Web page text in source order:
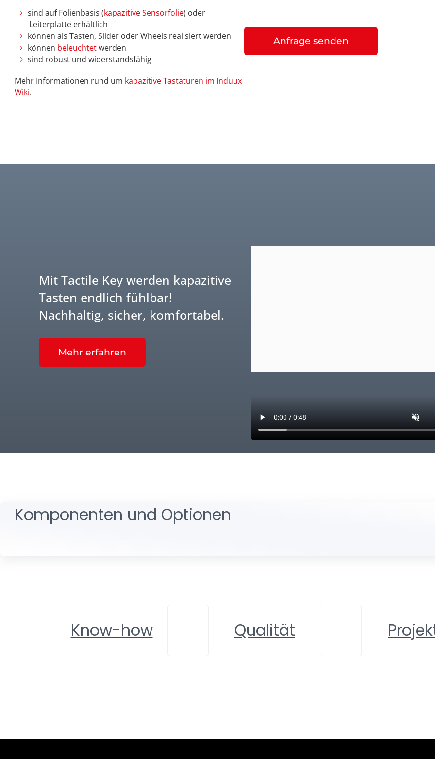
sind auf Folienbasis (kapazitive Sensorfolie) oder
Leiterplatte erhältlich
können als Tasten, Slider oder Wheels realisiert werden
können beleuchtetwerden
sind robust und widerstandsfähig
Mehr Informationen rund um kapazitive Tastaturen im Induux
Wiki.
Anfrage senden
Mit Tactile Key werden kapazitive
Tasten endlich fühlbar!
Nachhaltig, sicher, komfortabel.
Mehr erfahren
Komponenten und Optionen
Know-how Qualität